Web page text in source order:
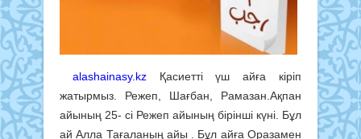
alashainasy.kzҚасиетті үш айға кіріп
жатырмыз. Режеп, Шағбан, Рамазан.Ақпан
айының 25- сі Режеп айының бірінші күні. Бұл
ай Алла Тағаланың айы . Бұл айға Оразамен